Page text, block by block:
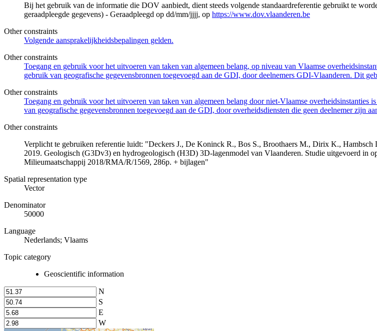
Bij het gebruik van de informatie die DOV aanbiedt, dient steeds volgende standaardreferentie gebruikt te
geraadpleegde gegevens) - Geraadpleegd op dd/mm/jjjj, op https://www.dov.vlaanderen.be
Other constraints
Volgende aansprakelijkheidsbepalingen gelden.
Other constraints
Toegang en gebruik voor het uitvoeren van taken van algemeen belang, op niveau van Vlaamse
gebruik van geografische gegevensbronnen toegevoegd aan de GDI, door deelnemers GDI-Vlaanderen. Dit
Other constraints
Toegang en gebruik voor het uitvoeren van taken van algemeen belang door niet-Vlaamse
van geografische gegevensbronnen toegevoegd aan de GDI, door overheidsdiensten die geen deelnemer zijn
Other constraints
Verplicht te gebruiken referentie luidt: "Deckers J., De Koninck R., Bos S., Broothaers M., Dirix K.,
2019. Geologisch (G3Dv3) en hydrogeologisch (H3D) 3D-lagenmodel van Vlaanderen. Studie uitgevoerd in
Milieumaatschappij 2018/RMA/R/1569, 286p. + bijlagen"
Spatial representation type
Vector
Denominator
50000
Language
Nederlands; Vlaams
Topic category
Geoscientific information
N
S
E
W